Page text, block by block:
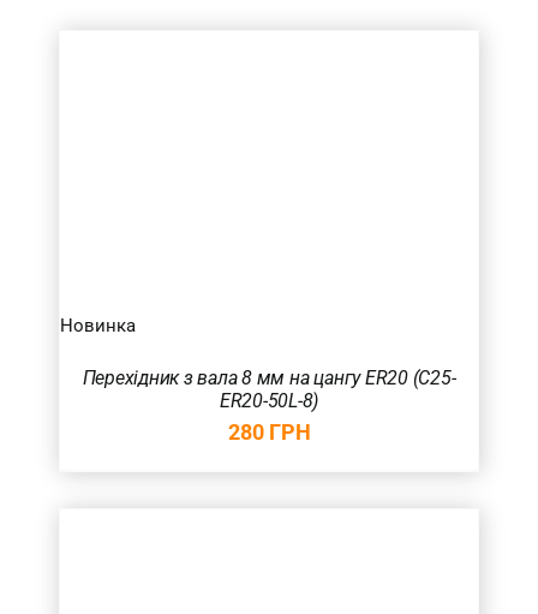
Новинка
Перехідник з вала 8 мм на цангу ER20 (С25-
ER20-50L-8)
280 ГРН